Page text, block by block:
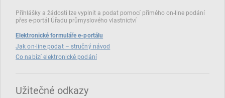
Přihlášky a žádosti lze vyplnit a podat pomocí přímého on‑line podání
přes e‑portál Úřadu průmyslového vlastnictví
Elektronické formuláře e-portálu
Jak on-line podat – stručný návod
Co nabízí elektronické podání
Užitečné odkazy